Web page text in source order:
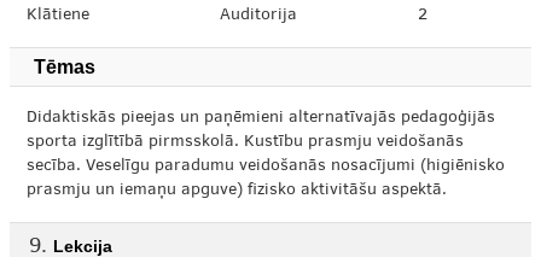
Klātiene Auditorija 2
Tēmas
Didaktiskās pieejas un paņēmieni alternatīvajās pedagoģijās
sporta izglītībā pirmsskolā. Kustību prasmju veidošanās
secība. Veselīgu paradumu veidošanās nosacījumi (higiēnisko
prasmju un iemaņu apguve) fizisko aktivitāšu aspektā.
Lekcija